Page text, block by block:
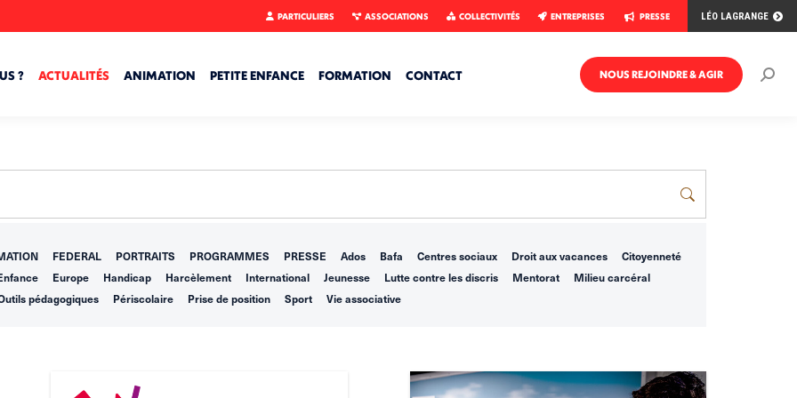
PARTICULIERS ASSOCIATIONS COLLECTIVITÉS ENTREPRISES PRESSE LÉO LAGRANGE
? ACTUALITÉS ANIMATION PETITE ENFANCE FORMATION CONTACT NOUS REJOINDRE & AGIR
FEDERAL PORTRAITS PROGRAMMES PRESSE Ados Bafa Centres sociaux Droit aux vacances
Citoyenneté
Europe Handicap Harcèlement International Jeunesse Lutte contre les discris Mentorat
Milieu carcéral
pédagogiques
Périscolaire Prise de position Sport Vie associative